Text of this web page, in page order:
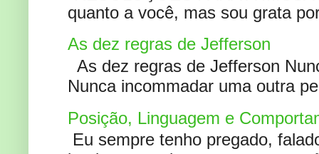
quanto a você, mas sou grata
As dez regras de Jefferson
As dez regras de Jefferson
Nunca incommadar uma outra
Posição, Linguagem e
Eu sempre tenho pregado,